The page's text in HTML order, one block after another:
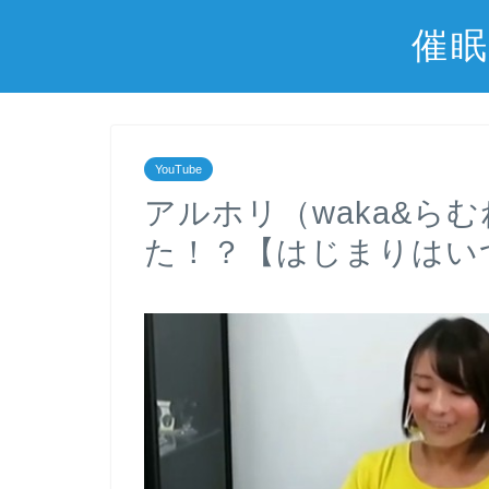
催
YouTube
アルホリ（waka&ら
た！？【はじまりは